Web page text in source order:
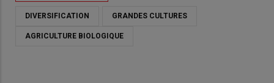
DIVERSIFICATION GRANDES CULTURES
AGRICULTURE BIOLOGIQUE